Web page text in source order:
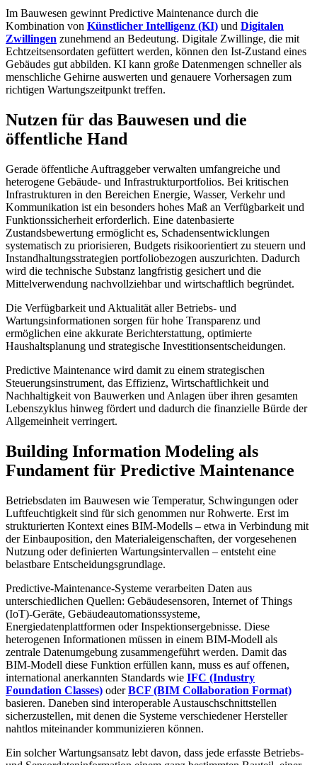
Im Bauwesen gewinnt Predictive Maintenance durch die
Kombination von Künstlicher Intelligenz (KI) und Digitalen
Zwillingen zunehmend an Bedeutung. Digitale Zwillinge, die mit
Echtzeitsensordaten gefüttert werden, können den Ist-Zustand eines
Gebäudes gut abbilden. KI kann große Datenmengen schneller als
menschliche Gehirne auswerten und genauere Vorhersagen zum
richtigen Wartungszeitpunkt treffen.
Nutzen für das Bauwesen und die
öffentliche Hand
Gerade öffentliche Auftraggeber verwalten umfangreiche und
heterogene Gebäude- und Infrastrukturportfolios. Bei kritischen
Infrastrukturen in den Bereichen Energie, Wasser, Verkehr und
Kommunikation ist ein besonders hohes Maß an Verfügbarkeit und
Funktionssicherheit erforderlich. Eine datenbasierte
Zustandsbewertung ermöglicht es, Schadensentwicklungen
systematisch zu priorisieren, Budgets risikoorientiert zu steuern und
Instandhaltungsstrategien portfoliobezogen auszurichten. Dadurch
wird die technische Substanz langfristig gesichert und die
Mittelverwendung nachvollziehbar und wirtschaftlich begründet.
Die Verfügbarkeit und Aktualität aller Betriebs- und
Wartungsinformationen sorgen für hohe Transparenz und
ermöglichen eine akkurate Berichterstattung, optimierte
Haushaltsplanung und strategische Investitionsentscheidungen.
Predictive Maintenance wird damit zu einem strategischen
Steuerungsinstrument, das Effizienz, Wirtschaftlichkeit und
Nachhaltigkeit von Bauwerken und Anlagen über ihren gesamten
Lebenszyklus hinweg fördert und dadurch die finanzielle Bürde der
Allgemeinheit verringert.
Building Information Modeling als
Fundament für Predictive Maintenance
Betriebsdaten im Bauwesen wie Temperatur, Schwingungen oder
Luftfeuchtigkeit sind für sich genommen nur Rohwerte. Erst im
strukturierten Kontext eines BIM-Modells – etwa in Verbindung mit
der Einbauposition, den Materialeigenschaften, der vorgesehenen
Nutzung oder definierten Wartungsintervallen – entsteht eine
belastbare Entscheidungsgrundlage.
Predictive-Maintenance-Systeme verarbeiten Daten aus
unterschiedlichen Quellen: Gebäudesensoren, Internet of Things
(IoT)-Geräte, Gebäudeautomationssysteme,
Energiedatenplattformen oder Inspektionsergebnisse. Diese
heterogenen Informationen müssen in einem BIM-Modell als
zentrale Datenumgebung zusammengeführt werden. Damit das
BIM-Modell diese Funktion erfüllen kann, muss es auf offenen,
international anerkannten Standards wie IFC (Industry
Foundation Classes) oderBCF (BIM Collaboration Format)
basieren. Daneben sind interoperable Austauschschnittstellen
sicherzustellen, mit denen die Systeme verschiedener Hersteller
nahtlos miteinander kommunizieren können.
Ein solcher Wartungsansatz lebt davon, dass jede erfasste Betriebs-